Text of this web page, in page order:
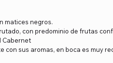
matices negros.
con predominio de frutas
Cabernet
con sus aromas, en boca es muy